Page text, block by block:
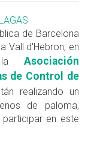
de Barcelona
Vall d'Hebron, en
la Asociación
de Control de
realizando un
de paloma,
en este